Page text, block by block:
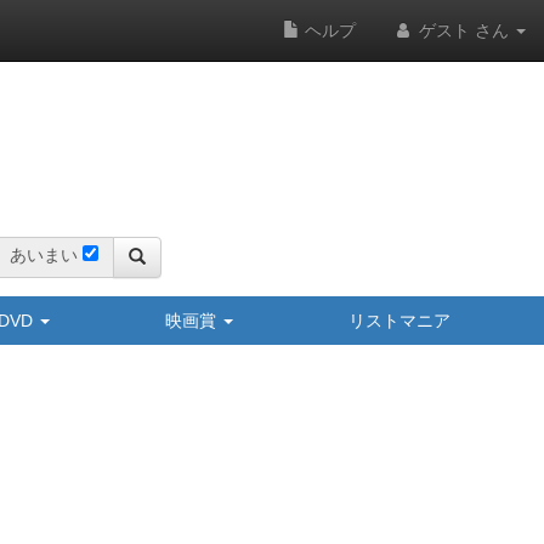
ヘルプ ゲスト さん
あいまい
映画賞 リストマニア